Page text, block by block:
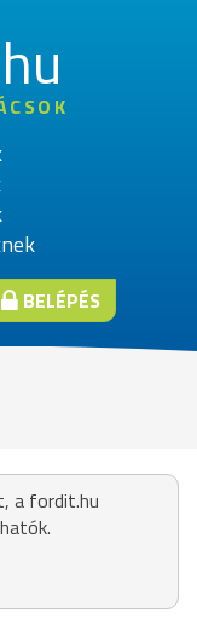
hu
BELÉPÉS
a fordit.hu